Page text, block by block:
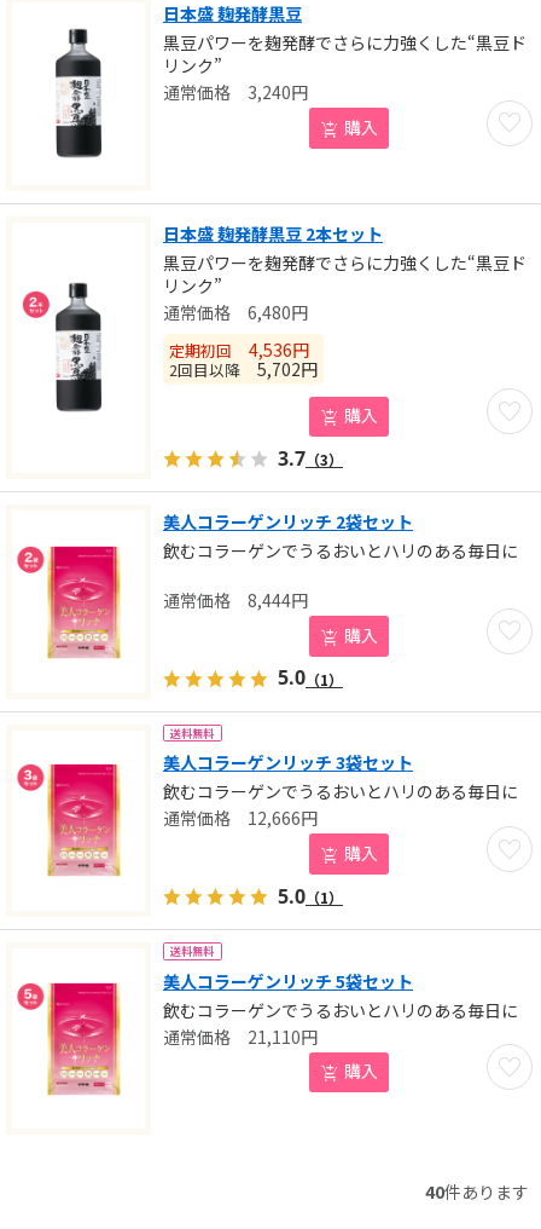
日本盛 麹発酵黒豆
黒豆パワーを麹発酵でさらに力強くした“黒豆ド
リンク”
お気
3,240円
購入
日本盛 麹発酵黒豆 2本セット
黒豆パワーを麹発酵でさらに力強くした“黒豆ド
リンク”
お気
6,480円
定期初回 4,536円
2回目以降 5,702円
購入
3.7 （3）
美人コラーゲンリッチ 2袋セット
飲むコラーゲンでうるおいとハリのある毎日に
お気
8,444円
購入
5.0 （1）
送料無料
美人コラーゲンリッチ 3袋セット
飲むコラーゲンでうるおいとハリのある毎日に
お気
12,666円
購入
5.0 （1）
送料無料
美人コラーゲンリッチ 5袋セット
飲むコラーゲンでうるおいとハリのある毎日に
お気
21,110円
購入
40件あります